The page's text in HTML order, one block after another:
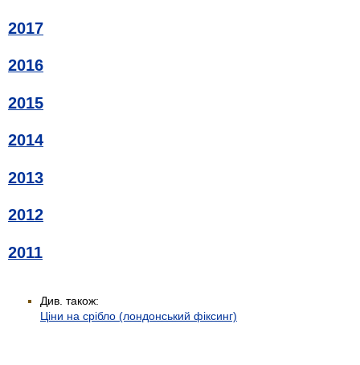
2017
2016
2015
2014
2013
2012
2011
Див. також:
Ціни на срібло (лондонський фіксинг)